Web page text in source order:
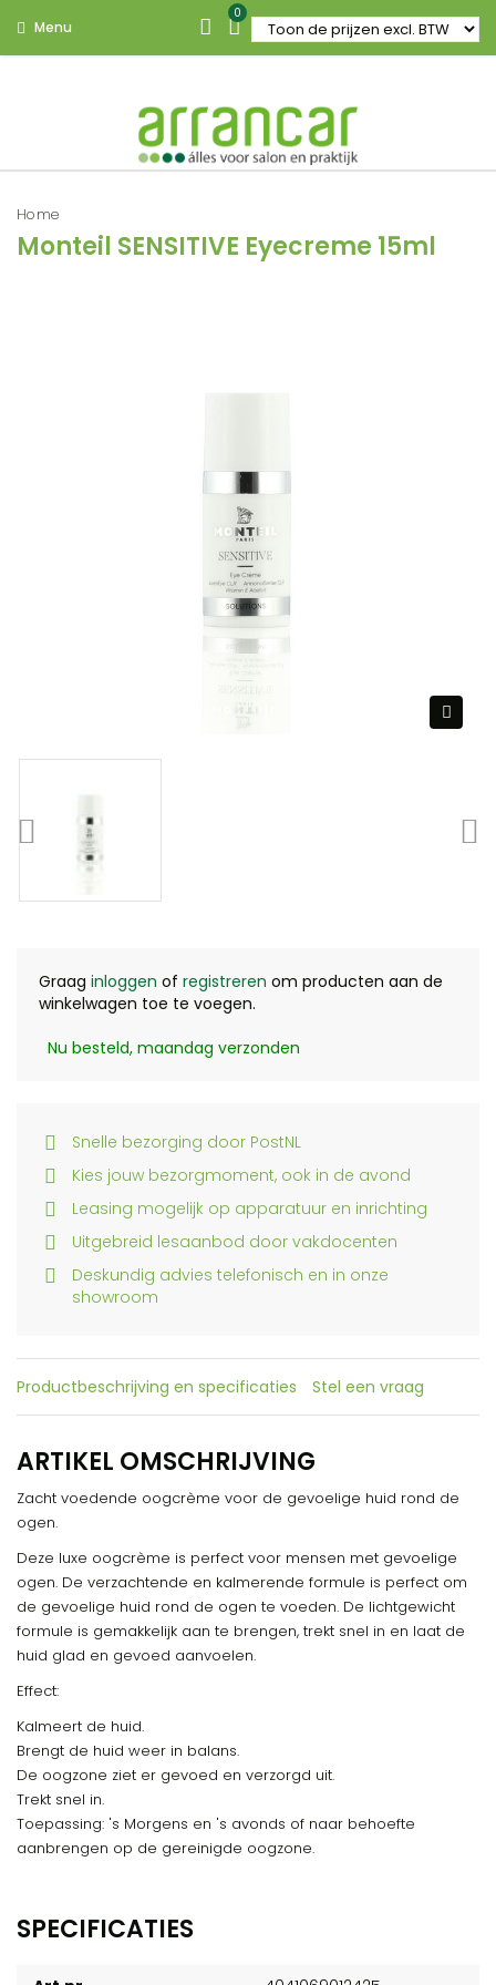
Menu
0
Home
Monteil SENSITIVE Eyecreme 15ml
Graag inloggen of registreren om producten aan de
winkelwagen toe te voegen.
Nu besteld, maandag verzonden
Snelle bezorging door PostNL
Kies jouw bezorgmoment, ook in de avond
Leasing mogelijk op apparatuur en inrichting
Uitgebreid lesaanbod door vakdocenten
Deskundig advies telefonisch en in onze
showroom
Productbeschrijving en specificaties Stel een vraag
ARTIKEL OMSCHRIJVING
Zacht voedende oogcrème voor de gevoelige huid rond de
ogen.
Deze luxe oogcrème is perfect voor mensen met gevoelige
ogen. De verzachtende en kalmerende formule is perfect om
de gevoelige huid rond de ogen te voeden. De lichtgewicht
formule is gemakkelijk aan te brengen, trekt snel in en laat de
huid glad en gevoed aanvoelen.
Effect:
Kalmeert de huid.
Brengt de huid weer in balans.
De oogzone ziet er gevoed en verzorgd uit.
Trekt snel in.
Toepassing: 's Morgens en 's avonds of naar behoefte
aanbrengen op de gereinigde oogzone.
SPECIFICATIES